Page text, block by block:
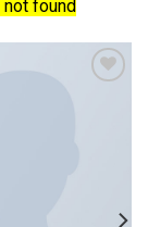
not found